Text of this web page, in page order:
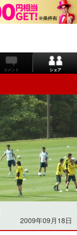
コメント シェア
2009年09月18日